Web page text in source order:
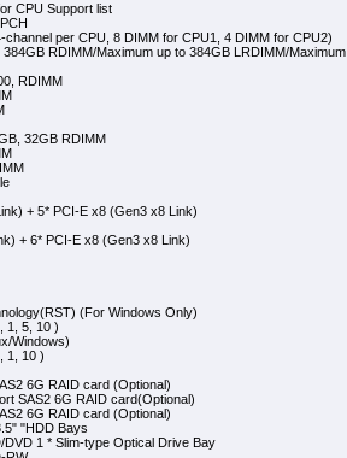
CPU Support list
channel per CPU, 8 DIMM for CPU1, 4 DIMM for CPU2)
RDIMM/Maximum up to 384GB LRDIMM/
RDIMM
32GB RDIMM
+ 5* PCI-E x8 (Gen3 x8 Link)
+ 6* PCI-E x8 (Gen3 x8 Link)
(For Windows Only)
1, 5, 10 )
Windows)
1, 10 )
6G RAID card (Optional)
SAS2 6G RAID card(Optional)
6G RAID card (Optional)
"HDD Bays
1 * Slim-type Optical Drive Bay